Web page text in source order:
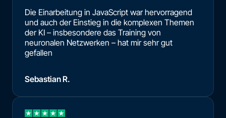
Die Einarbeitung in JavaScript war hervorragend
und auch der Einstieg in die komplexen Themen
der KI – insbesondere das Training von
neuronalen Netzwerken – hat mir sehr gut
gefallen
Sebastian R.